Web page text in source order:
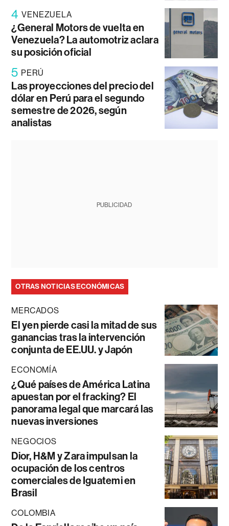
4 VENEZUELA
¿General Motors de vuelta en
Venezuela? La automotriz aclara
su posición oficial
5 PERÚ
Las proyecciones del precio del
dólar en Perú para el segundo
semestre de 2026, según
analistas
PUBLICIDAD
OTRAS NOTICIAS ECONÓMICAS
MERCADOS
El yen pierde casi la mitad de sus
ganancias tras la intervención
conjunta de EE.UU. y Japón
ECONOMÍA
¿Qué países de América Latina
apuestan por el fracking? El
panorama legal que marcará las
nuevas inversiones
NEGOCIOS
Dior, H&M y Zara impulsan la
ocupación de los centros
comerciales de Iguatemi en
Brasil
COLOMBIA